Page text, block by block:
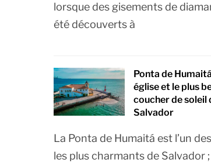
lorsque des gisements de
été découverts à
Ponta de
église et le plus
coucher de soleil
Salvador
La Ponta de Humaitá est l’un
les plus charmants de Salvador ;